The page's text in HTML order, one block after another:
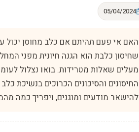
05/04/2024
האם אי פעם תהיתם אם כלב מחוסן יכול
שחיסון כלבת הוא הגנה חיונית מפני
מעלים שאלות מטרידות. בואו נצלול
החיסונים והסיכונים הכרוכים בנשיכת
להישאר מודעים ומוגנים, ויפריך כמה